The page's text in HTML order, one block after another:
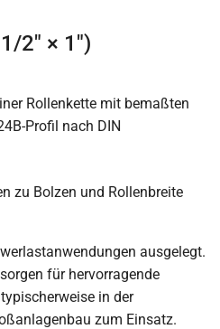
2″ × 1″)
zu Bolzen und Rollenbreite
ausgelegt.
für hervorragende
in der
zum Einsatz.